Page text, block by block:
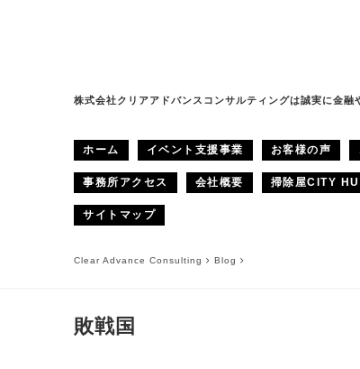
株式会社クリアアドバンスコンサルティングは誠実に金
ホーム イベント支援事業 お客様の声
事務所アクセス 会社概要 掃除屋CITY
サイトマップ
Clear Advance Consulting Blog
敗戦国